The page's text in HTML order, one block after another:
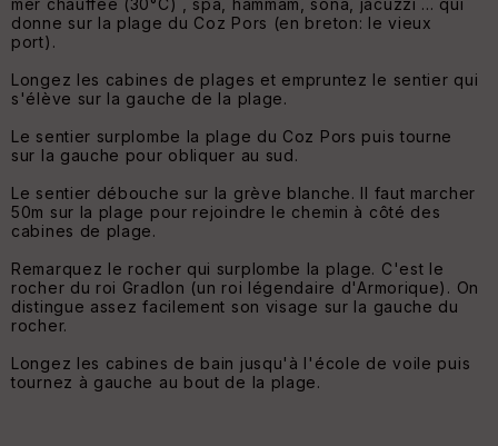
donne sur la plage du Coz Pors (en breton: le vieux
port).
Longez les cabines de plages et empruntez le sentier qui
s'élève sur la gauche de la plage.
Le sentier surplombe la plage du Coz Pors puis tourne
sur la gauche pour obliquer au sud.
Le sentier débouche sur la grève blanche. Il faut marcher
50m sur la plage pour rejoindre le chemin à côté des
cabines de plage.
Remarquez le rocher qui surplombe la plage. C'est le
rocher du roi Gradlon (un roi légendaire d'Armorique). On
distingue assez facilement son visage sur la gauche du
rocher.
Longez les cabines de bain jusqu'à l'école de voile puis
tournez à gauche au bout de la plage.